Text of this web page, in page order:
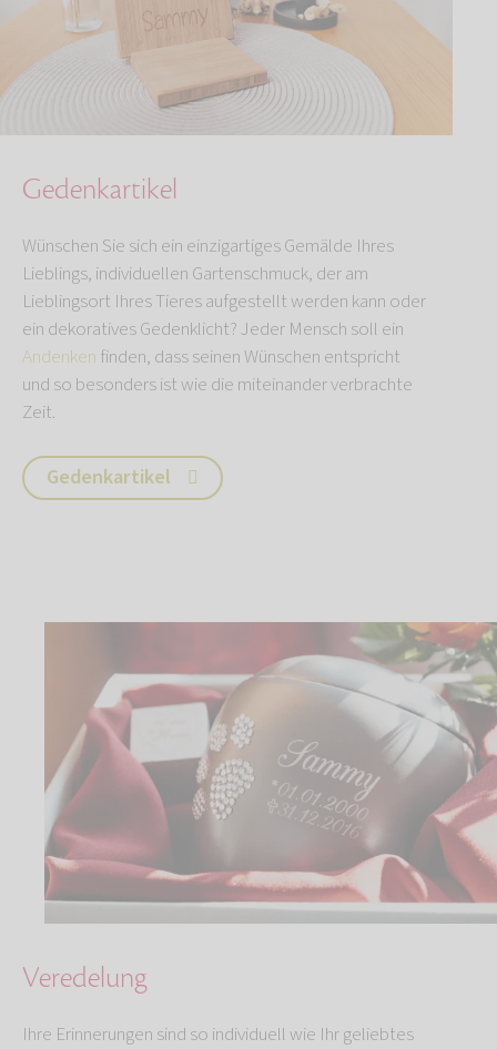
Gedenkartikel
Wünschen Sie sich ein einzigartiges Gemälde Ihres
Lieblings, individuellen Gartenschmuck, der am
Lieblingsort Ihres Tieres aufgestellt werden kann oder
ein dekoratives Gedenklicht? Jeder Mensch soll ein
Andenken finden, dass seinen Wünschen entspricht
und so besonders ist wie die miteinander verbrachte
Zeit.
Gedenkartikel
Veredelung
Ihre Erinnerungen sind so individuell wie Ihr geliebtes